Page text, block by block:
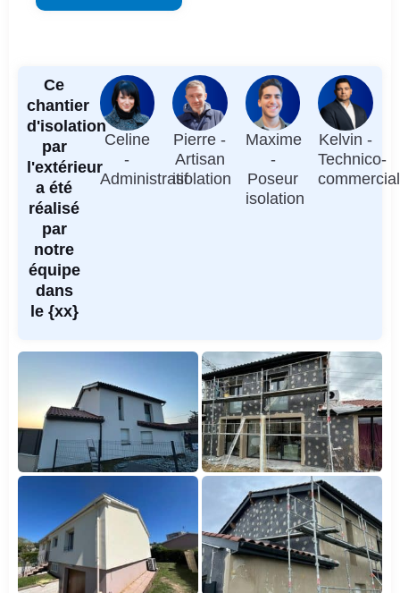
Ce
chantier
d'isolation
par
l'extérieur
a été
réalisé
par
notre
équipe
dans
le {xx}
Celine
-
Administratif
Pierre -
Artisan
isolation
Maxime
-
Poseur
isolation
Kelvin -
Technico-
commercial